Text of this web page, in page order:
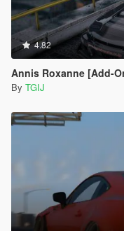
4.82
Annis Roxanne [Add-
By TGIJ